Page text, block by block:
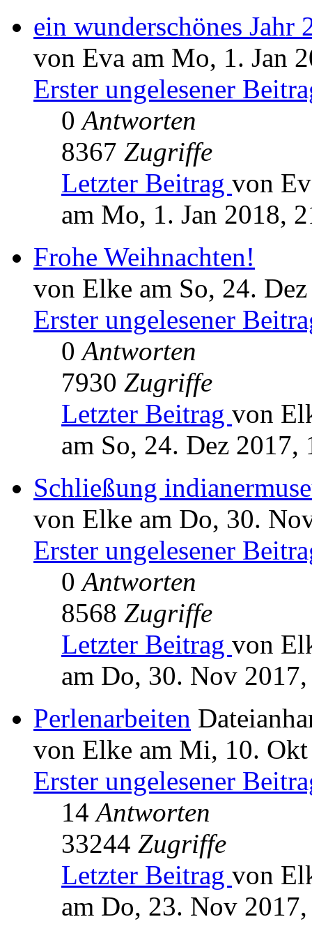
ein wunderschönes Jahr
von Eva am Mo, 1. Jan
Erster ungelesener
0Antworten
8367 Zugriffe
Letzter Beitrag von
am Mo, 1. Jan 2018,
Frohe Weihnachten!
von Elke am So, 24.
Erster ungelesener
0Antworten
7930 Zugriffe
Letzter Beitrag von
am So, 24. Dez 2017,
Schließung
von Elke am Do, 30.
Erster ungelesener
0Antworten
8568 Zugriffe
Letzter Beitrag von
am Do, 30. Nov
Perlenarbeiten
von Elke am Mi, 10.
Erster ungelesener
14Antworten
33244 Zugriffe
Letzter Beitrag von
am Do, 23. Nov